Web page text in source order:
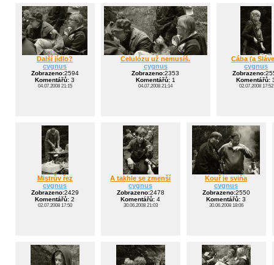
Další jídlo?
cygnus
Zobrazeno:2594
Komentářů: 3
04.07.2008 21:15
Celulózu už nemusíš.
cygnus
Zobrazeno:2353
Komentářů:1
04.07.2008 21:14
Cába (a
cygnus
Zobrazeno:
Komentářů:
02.07.2008 17:52
Mistrův řez
cygnus
Zobrazeno:2429
Komentářů: 2
02.07.2008 17:50
A takhle se zmenší
cygnus
Zobrazeno:2478
Komentářů: 4
30.06.2008 21:03
Kouř je sviňa
cygnus
Zobrazeno:2550
Komentářů: 3
30.06.2008 18:06